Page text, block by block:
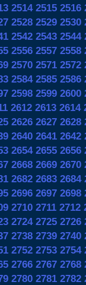
2514 2515 2516
2528 2529 2530
2542 2543 2544
2556 2557 2558
2570 2571 2572
2584 2585 2586
2598 2599 2600
2612 2613 2614
2626 2627 2628
2640 2641 2642
2654 2655 2656
2668 2669 2670
2682 2683 2684
2696 2697 2698
2710 2711 2712
2724 2725 2726
2738 2739 2740
2752 2753 2754
2766 2767 2768
2780 2781 2782